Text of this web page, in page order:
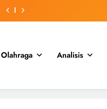
Olahraga Analisis